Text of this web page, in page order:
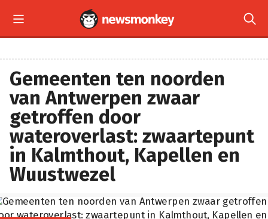
 
Gemeenten ten noorden
van Antwerpen zwaar
getroffen door
wateroverlast: zwaartepunt
in Kalmthout, Kapellen en
Wuustwezel